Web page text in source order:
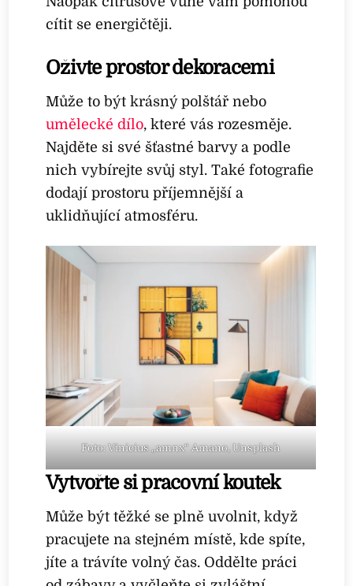
cítit se energičtěji.
Oživte prostor dekoracemi
Může to být krásný polštář nebo
umělecké dílo, které vás rozesměje.
Najděte si své šťastné barvy a podle
nich vybírejte svůj styl. Také fotografie
dodají prostoru příjemnější a
uklidňující atmosféru.
Foto: Vinicius „amnx“ Amano, Unsplash
Vytvořte si pracovní koutek
Může být těžké se plně uvolnit, když
pracujete na stejném místě, kde spíte,
jíte a trávíte volný čas. Oddělte práci